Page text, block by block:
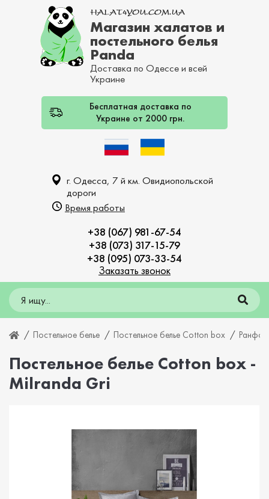
Магазин халатов и
постельного белья
Panda
Доставка по Одессе и всей
Украине
Бесплатная доставка по
Украине от 2000 грн.
г. Одесса, 7 й км. Овидиопольской
дороги
Время работы
+38 (067) 981-67-54
+38 (073) 317-15-79
+38 (095) 073-33-54
Заказать звонок
Постельное белье Постельное белье Cotton box
Постельное белье Cotton box -
Milranda Gri